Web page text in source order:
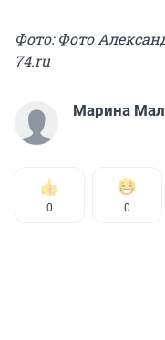
Фото: Фото
74.ru
Марина
0 0